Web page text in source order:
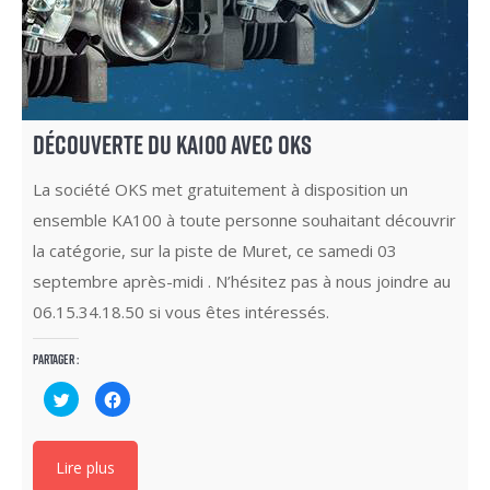
DÉCOUVERTE DU KA100 AVEC OKS
La société OKS met gratuitement à disposition un
ensemble KA100 à toute personne souhaitant découvrir
la catégorie, sur la piste de Muret, ce samedi 03
septembre après-midi . N’hésitez pas à nous joindre au
06.15.34.18.50 si vous êtes intéressés.
Partager :
Cliquez
pour
partager
Twitter(ouvre
dans
une
Cliquez
pour
Facebook(ouvre
Lire plus